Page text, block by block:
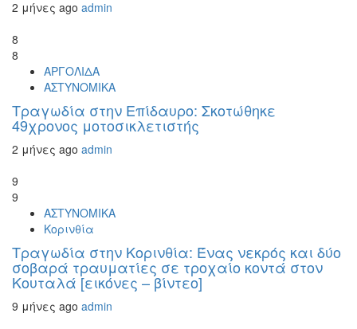
2 μήνες ago admin
8
8
ΑΡΓΟΛΙΔΑ
ΑΣΤΥΝΟΜΙΚΑ
Τραγωδία στην Επίδαυρο: Σκοτώθηκε
49χρονος μοτοσικλετιστής
2 μήνες ago admin
9
9
ΑΣΤΥΝΟΜΙΚΑ
Κορινθία
Τραγωδία στην Κορινθία: Ένας νεκρός και δύο
σοβαρά τραυματίες σε τροχαίο κοντά στον
Κουταλά [εικόνες – βίντεο]
9 μήνες ago admin